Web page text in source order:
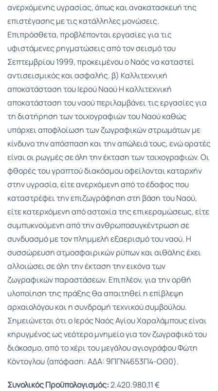
ανερχόμενης υγρασίας, όπως και ανακατασκευή της
επιστέγασης με τις κατάλληλες μονώσεις.
Επιπρόσθετα, προβλέπονται εργασίες για τις
υφιστάμενες ρηγματώσεις από τον σεισμό του
Σεπτεμβρίου 1999, προκειμένου ο Ναός να καταστεί
αντισεισμικός και ασφαλής. β) Καλλιτεχνική
αποκατάσταση του Ιερού Ναού Η καλλιτεχνική
αποκατάσταση του ναού περιλαμβάνει τις εργασίες για
τη διατήρηση των τοιχογραφιών του Ναού καθώς
υπάρχει αποφλοίωση των ζωγραφικών στρωμάτων με
κίνδυνο την απόσπαση και την απώλειά τους, ενώ ορατές
είναι οι ρωγμές σε όλη την έκταση των τοιχογραφιών. Οι
φθορές του γραπτού διακόσμου οφείλονται καταρχήν
στην υγρασία, είτε ανερχόμενη από το έδαφος που
καταστρέφει την επιζωγράφηση στη βάση του Ναού,
είτε κατερχόμενη από αστοχία της επικεραμώσεως, είτε
συμπυκνούμενη από την ανθρωποσυγκέντρωση σε
συνδυασμό με τον πλημμελή εξαερισμό του ναού. Η
συσσώρευση ατμοσφαιρικών ρύπων και αιθάλης έχει
αλλοιώσει σε όλη την έκταση την εικόνα των
ζωγραφικών παραστάσεων. Επιπλέον, για την ορθή
υλοποίηση της πράξης θα απαιτηθεί η επίβλεψη
αρχαιολόγου και η συνδρομή τεχνικού συμβούλου.
Σημειώνεται ότι ο Ιερός Ναός Αγίου Χαραλάμπους είναι
κηρυγμένος ως νεότερο μνημείο για τον ζωγραφικό του
διάκοσμο, από το χέρι του μεγάλου αγιογράφου Φώτη
Κόντογλου (απόφαση: AΔA: 9ΠΓΝ4653Π4-ΟΘ0).
Συνολικός Προϋπολογισμός:2.420.980,11 €